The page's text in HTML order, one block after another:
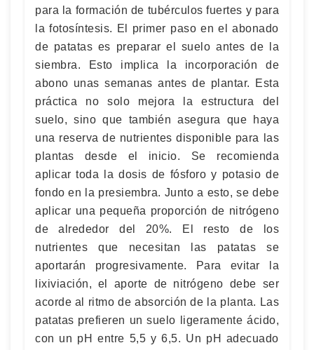
para la formación de tubérculos fuertes y para
la fotosíntesis. El primer paso en el abonado
de patatas es preparar el suelo antes de la
siembra. Esto implica la incorporación de
abono unas semanas antes de plantar. Esta
práctica no solo mejora la estructura del
suelo, sino que también asegura que haya
una reserva de nutrientes disponible para las
plantas desde el inicio. Se recomienda
aplicar toda la dosis de fósforo y potasio de
fondo en la presiembra. Junto a esto, se debe
aplicar una pequeña proporción de nitrógeno
de alrededor del 20%. El resto de los
nutrientes que necesitan las patatas se
aportarán progresivamente. Para evitar la
lixiviación, el aporte de nitrógeno debe ser
acorde al ritmo de absorción de la planta. Las
patatas prefieren un suelo ligeramente ácido,
con un pH entre 5,5 y 6,5. Un pH adecuado